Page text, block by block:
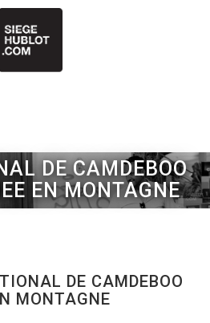
DE CAMDEBOO
EN MONTAGNE
DE CAMDEBOO
MONTAGNE